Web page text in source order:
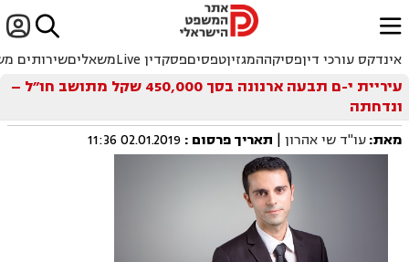

ﱐ
אינדקס עורכי דיןפסיקההמגזיןטפסיםפסקדין Live משאליםשירותים
עיריית י-ם תבעה ארנונה בסך 450,000 שקל מתושב חו״ל –
ונדחתה
מאת:עו"ד שי אהרון | תאריך פרסום :
02.01.2019 11:36